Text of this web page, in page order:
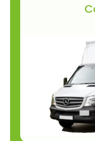
de carga
plaza,
grandes,